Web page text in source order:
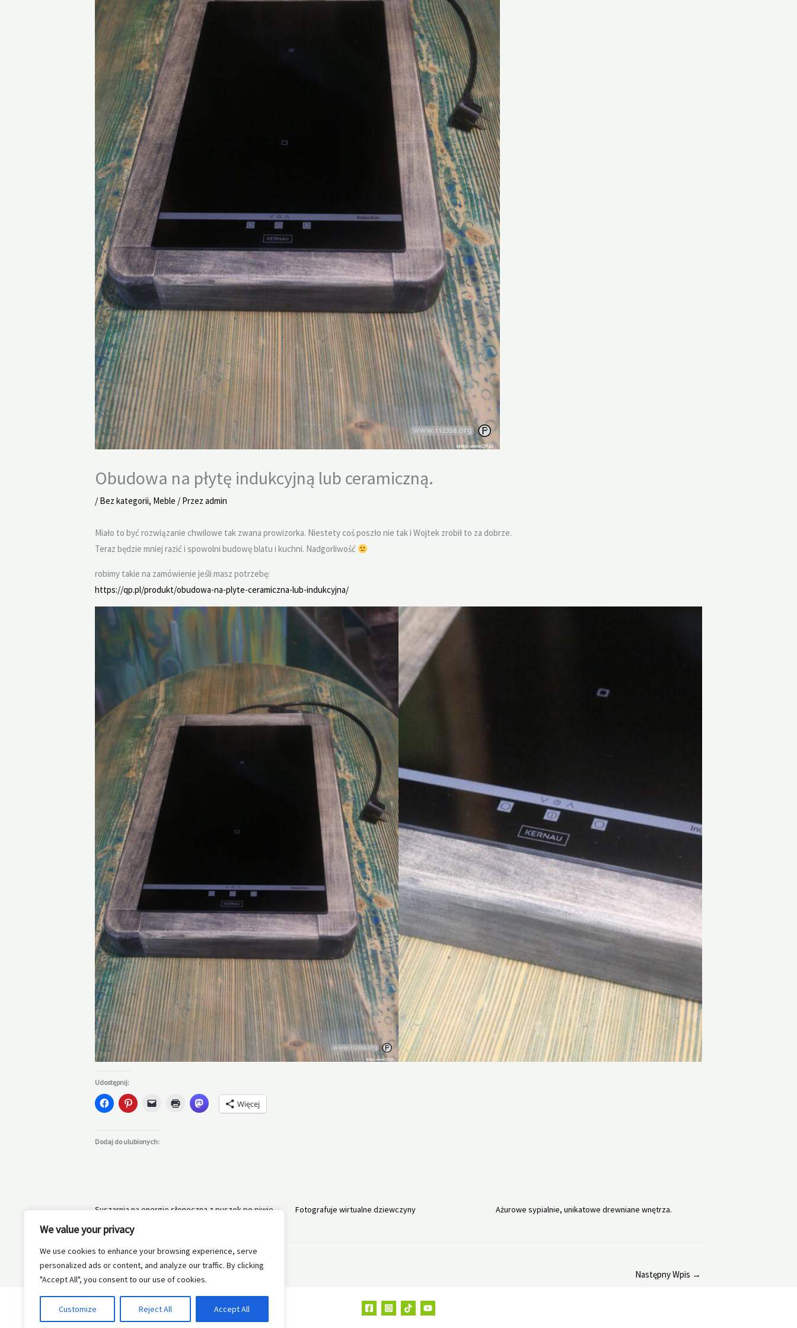
We value your privacy
We use cookies to enhance your browsing experience, serve
personalized ads or content, and analyze our traffic. By clicking
"Accept All", you consent to our use of cookies.
Customize Reject All Accept All
Obudowa na płytę indukcyjną lub ceramiczną.
/ Bez kategorii, Meble / Przez admin
Miało to być rozwiązanie chwilowe tak zwana prowizorka. Niestety coś poszło nie tak i Wojtek zrobił to za dobrze.
Teraz będzie mniej razić i spowolni budowę blatu i kuchni. Nadgorliwość
robimy takie na zamówienie jeśli masz potrzebę:
https://qp.pl/produkt/obudowa-na-plyte-ceramiczna-lub-indukcyjna/
Udostępnij:
Więcej
Dodaj do ulubionych:
Suszarnia na energie słoneczna z puszek po piwie. Fotografuje wirtualne dziewczyny Ażurowe sypialnie, unikatowe drewniane wnętrza.
Poprzedni Wpis Następny Wpis →